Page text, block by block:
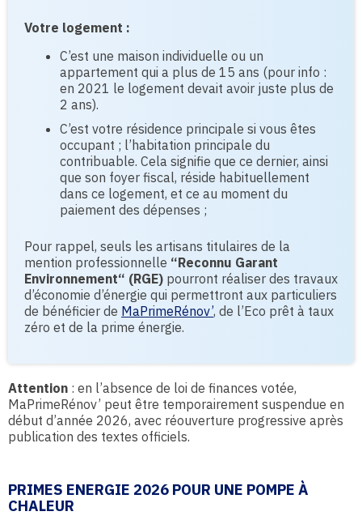
Votre logement :
C’est une maison individuelle ou un
appartement qui a plus de 15 ans (pour info :
en 2021 le logement devait avoir juste plus de
2 ans).
C’est votre résidence principale si vous êtes
occupant ; l’habitation principale du
contribuable. Cela signifie que ce dernier, ainsi
que son foyer fiscal, réside habituellement
dans ce logement, et ce au moment du
paiement des dépenses ;
Pour rappel, seuls les artisans titulaires de la
mention professionnelle “Reconnu Garant
Environnement“ (RGE) pourront réaliser des travaux
d’économie d’énergie qui permettront aux particuliers
de bénéficier de MaPrimeRénov’, de l’Eco prêt à taux
zéro et de la prime énergie.
Attention : en l’absence de loi de finances votée,
MaPrimeRénov’ peut être temporairement suspendue en
début d’année 2026, avec réouverture progressive après
publication des textes officiels.
PRIMES ENERGIE 2026 POUR UNE POMPE À
CHALEUR